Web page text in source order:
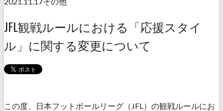
JFL観戦ルールにおける「応援スタイ
ル」に関する変更について
この度、日本フットボールリーグ（JFL）の観戦ルールにお